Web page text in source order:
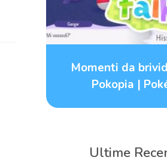
Momenti da
Pokopia |
Ultime